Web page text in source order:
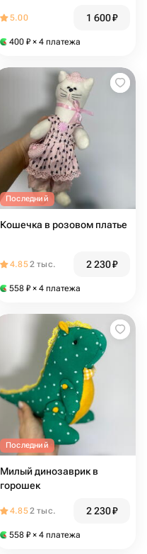
5.00 1 600₽
400 ₽ × 4 платежа
Последний
Кошечка в розовом платье
4.852 тыс. 2 230₽
558 ₽ × 4 платежа
Последний
Милый динозаврик в
горошек
4.852 тыс. 2 230₽
558 ₽ × 4 платежа